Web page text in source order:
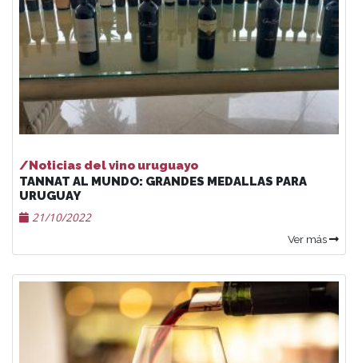
/Noticias del vino uruguayo
TANNAT AL MUNDO: GRANDES MEDALLAS PARA
URUGUAY
21/10/2022
Ver más